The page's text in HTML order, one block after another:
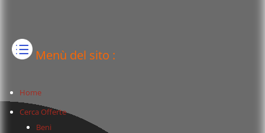
Menù del sito :
Home
Cerca Offerte
Beni